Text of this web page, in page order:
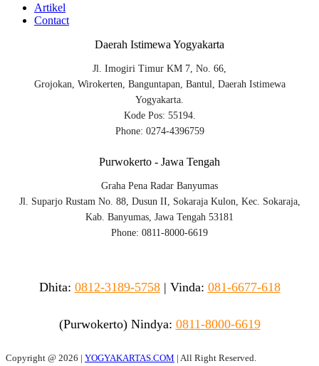
Artikel
Contact
Daerah Istimewa Yogyakarta
Jl. Imogiri Timur KM 7, No. 66,
Grojokan, Wirokerten, Banguntapan, Bantul, Daerah Istimewa
Yogyakarta.
Kode Pos: 55194.
Phone: 0274-4396759
Purwokerto - Jawa Tengah
Graha Pena Radar Banyumas
Jl. Suparjo Rustam No. 88, Dusun II, Sokaraja Kulon, Kec. Sokaraja,
Kab. Banyumas, Jawa Tengah 53181
Phone: 0811-8000-6619
Dhita: 0812-3189-5758| Vinda: 081-6677-618
(Purwokerto) Nindya: 0811-8000-6619
Copyright @ 2026 | YOGYAKARTAS.COM | All Right Reserved.